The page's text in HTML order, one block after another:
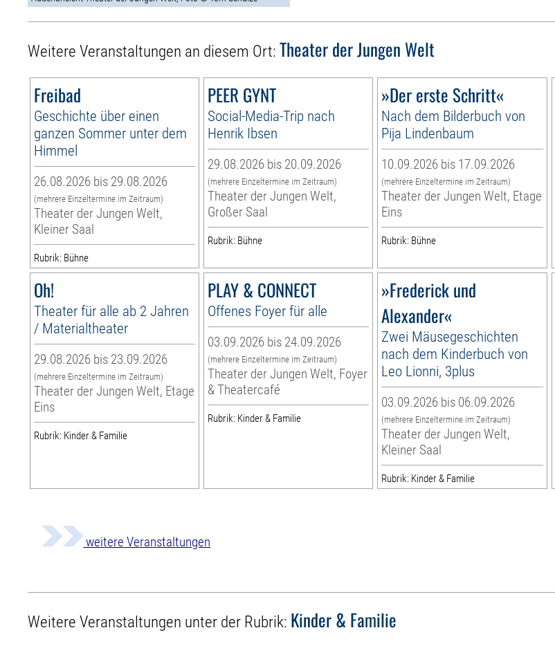
Weitere Veranstaltungen an diesem Ort: Theater der Jungen Welt
Freibad
Geschichte über einen
ganzen Sommer unter dem
Himmel
26.08.2026 bis 29.08.2026
(mehrere Einzeltermine im Zeitraum)
Theater der Jungen Welt,
Kleiner Saal
Rubrik: Bühne
PEER GYNT
Social-Media-Trip nach
Henrik Ibsen
29.08.2026 bis 20.09.2026
(mehrere Einzeltermine im Zeitraum)
Theater der Jungen Welt,
Großer Saal
Rubrik: Bühne
»Der erste Schritt«
Nach dem Bilderbuch von
Pija Lindenbaum
10.09.2026 bis 17.09.2026
(mehrere Einzeltermine im Zeitraum)
Theater der Jungen Welt, Etage
Eins
Rubrik: Bühne
Oh!
Theater für alle ab 2 Jahren
/ Materialtheater
29.08.2026 bis 23.09.2026
(mehrere Einzeltermine im Zeitraum)
Theater der Jungen Welt, Etage
Eins
Rubrik: Kinder & Familie
PLAY & CONNECT
Offenes Foyer für alle
03.09.2026 bis 24.09.2026
(mehrere Einzeltermine im Zeitraum)
Theater der Jungen Welt, Foyer
& Theatercafé
Rubrik: Kinder & Familie
»Frederick und
Alexander«
Zwei Mäusegeschichten
nach dem Kinderbuch von
Leo Lionni, 3plus
03.09.2026 bis 06.09.2026
(mehrere Einzeltermine im Zeitraum)
Theater der Jungen Welt,
Kleiner Saal
Rubrik: Kinder & Familie
weitere Veranstaltungen
Weitere Veranstaltungen unter der Rubrik: Kinder & Familie